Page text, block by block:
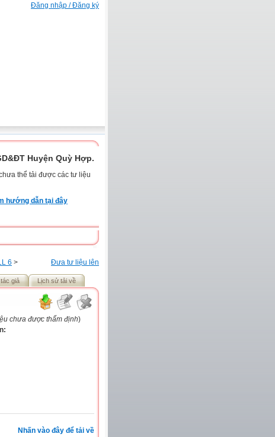
Đăng nhập / Đăng ký
Huyện Quỳ Hợp.
thể tải được các tư liệu
hướng dẫn tại đây
Đưa tư liệu lên
6 >
giả Lịch sử tải về
chưa được thẩm định)
Nhấn vào đây để tải về